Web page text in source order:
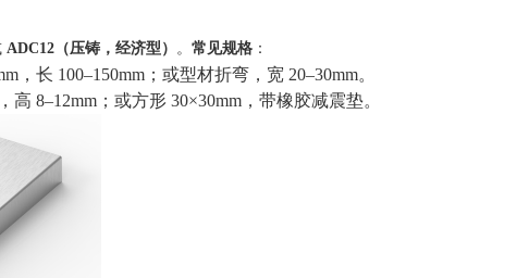
ADC12（压铸，经济型） 。 常见规格 ：
，长 100–150mm；或型材折弯，宽 20–30mm。
高 8–12mm；或方形 30×30mm，带橡胶减震垫。